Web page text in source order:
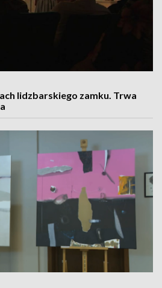
lidzbarskiego zamku. Trwa